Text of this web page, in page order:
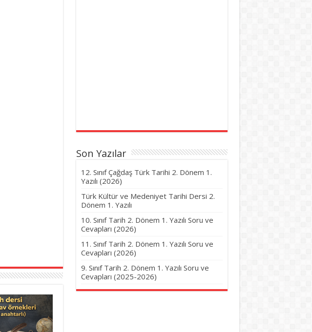
Son Yazılar
12. Sınıf Çağdaş Türk Tarihi 2. Dönem 1.
Yazılı (2026)
Türk Kültür ve Medeniyet Tarihi Dersi 2.
Dönem 1. Yazılı
10. Sınıf Tarih 2. Dönem 1. Yazılı Soru ve
Cevapları (2026)
11. Sınıf Tarih 2. Dönem 1. Yazılı Soru ve
Cevapları (2026)
9. Sınıf Tarih 2. Dönem 1. Yazılı Soru ve
Cevapları (2025-2026)